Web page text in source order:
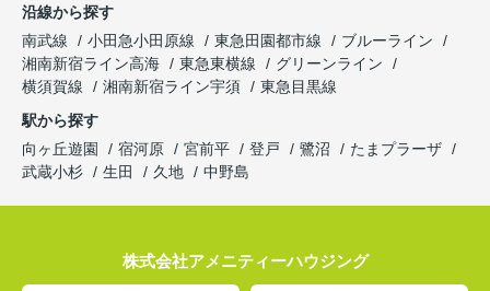
沿線から探す
南武線
小田急小田原線 東急田園都市線
ブルーライン
湘南新宿ライン高海
東急東横線
グリーンライン
横須賀線
湘南新宿ライン宇須
東急目黒線
駅から探す
向ヶ丘遊園
宿河原 宮前平 登戸 鷺沼
たまプラーザ
武蔵小杉
生田 久地 中野島
株式会社アメニティーハウジング